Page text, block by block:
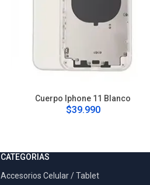
Cuerpo Iphone 11 Blanco
$39.990
CATEGORIAS
Accesorios Celular / Tablet